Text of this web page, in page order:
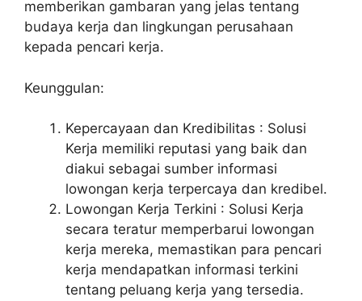
memberikan gambaran yang jelas tentang
budaya kerja dan lingkungan perusahaan
kepada pencari kerja.
Keunggulan:
Kepercayaan dan Kredibilitas : Solusi
Kerja memiliki reputasi yang baik dan
diakui sebagai sumber informasi
lowongan kerja terpercaya dan kredibel.
Lowongan Kerja Terkini : Solusi Kerja
secara teratur memperbarui lowongan
kerja mereka, memastikan para pencari
kerja mendapatkan informasi terkini
tentang peluang kerja yang tersedia.